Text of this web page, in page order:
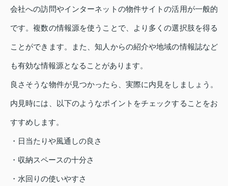
会社への訪問やインターネットの物件サイトの活用が一般的
です。複数の情報源を使うことで、より多くの選択肢を得る
ことができます。また、知人からの紹介や地域の情報誌など
も有効な情報源となることがあります。
良さそうな物件が見つかったら、実際に内見をしましょう。
内見時には、以下のようなポイントをチェックすることをお
すすめします。
・日当たりや風通しの良さ
・収納スペースの十分さ
・水回りの使いやすさ